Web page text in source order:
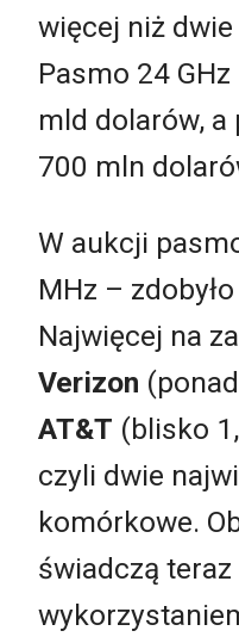
więcej niż
Pasmo 24 GHz
mld dolarów, a
700 mln
W aukcji
MHz –
Najwięcej na
Verizon
AT&T (blisko
czyli dwie
komórkowe.
świadczą teraz